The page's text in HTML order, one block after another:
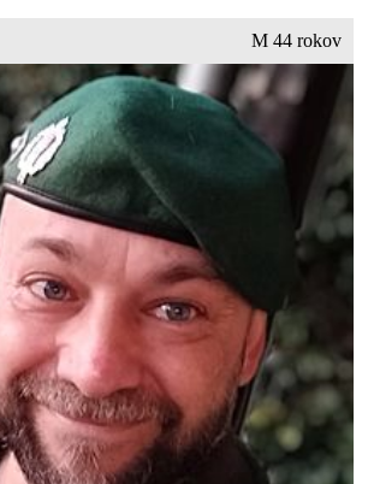
M 44 rokov